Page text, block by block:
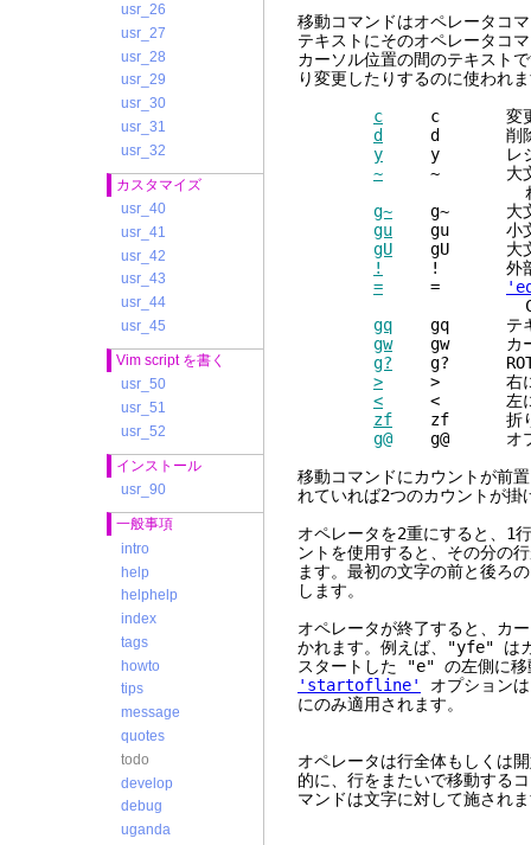
usr_26
usr_27
usr_28
usr_29
usr_30
usr_31
usr_32
カスタマイズ
usr_40
usr_41
usr_42
usr_43
usr_44
usr_45
Vim script を書く
usr_50
usr_51
usr_52
インストール
usr_90
一般事項
intro
help
helphelp
index
tags
howto
tips
message
quotes
todo
develop
debug
uganda
移動コマンドはオペレータコ
テキストにそのオペレータコ
カーソル位置の間のテキスト
り変更したりするのに使われ
c c 変
d
d 削
y y レジスタに
~ ~ 大文字/小
れ
g~ g~ 大文字/
gu gu 小文字
gU gU 大文字
!
! 外部コマン
= =
C のインデ
gq gq テキス
gwgw カーソル
g? g? ROT13
> > 右にシ
< < 左にシ
zf zf 折り畳
g@ g@ オプ
移動コマンドにカウントが前
れていれば2つのカウントが
オペレータを2重にすると、1
ントを使用すると、その分の
ます。最初の文字の前と後ろ
します。
オペレータが終了すると、カ
かれます。例えば、"yfe" は
スタートした "e" の左側に移
'startofline'
オプション
にのみ適用されます。
オペレータは行全体もしくは
的に、行をまたいで移動する
マンドは文字に対して施され